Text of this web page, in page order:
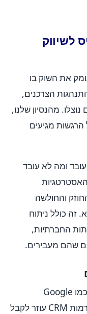
לשיווק
את השוק בו
הצרכנים,
מהנסיון שלנו,
מגיעים
ומה לא עובד
והחולשה
זה כולל ניתוח
החברתיות,
שהם מעבירים.
השימוש בכלים טכנולוגיים מתקדמים כמו Google
Analytics, כלי מדיה חברתית ופלטפורמות CRM עוזר לקבל